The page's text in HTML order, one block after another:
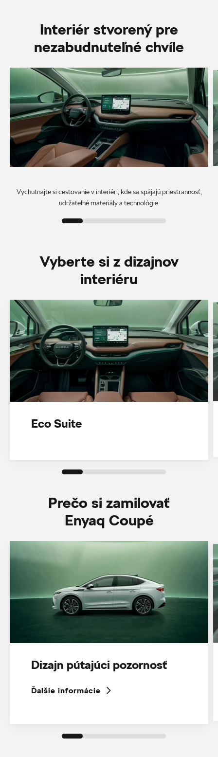
Interiér stvorený pre
nezabudnuteľné chvíle
Vychutnajte si cestovanie v interiéri, kde sa spájajú priestrannosť,
udržateľné materiály a technológie.
Vyberte si z dizajnov
interiéru
Eco Suite
Prečo si zamilovať
Enyaq Coupé
Dizajn pútajúci pozornosť
Ďalšie informácie